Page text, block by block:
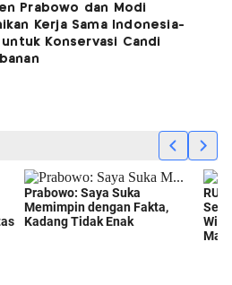
Prabowo dan Modi
Kerja Sama Indonesia-
untuk Konservasi Candi